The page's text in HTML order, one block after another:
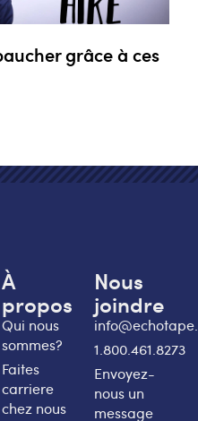
grâce à ces
À
propos
Qui nous
sommes?
Faites
carriere
chez nous
Nous
joindre
1.800.461.8273
Envoyez-
nous un
message